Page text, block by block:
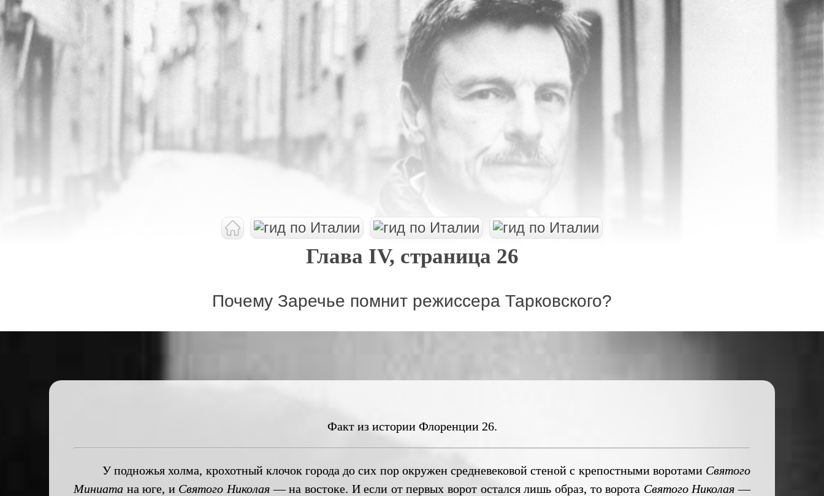
Глава IV, страница 26
Почему Заречье помнит режиссера Тарковского?
Факт из истории Флоренции 26.
У подножья холма, крохотный клочок города до сих пор окружен средневековой стеной с крепостными воротами Святого
Миниата на юге, и Святого Николая — на востоке. И если от первых ворот остался лишь образ, то ворота Святого Николая —